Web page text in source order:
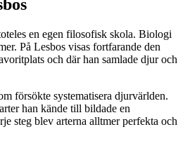
en egen filosofisk skola. Biologi
På Lesbos visas fortfarande den
och där han samlade djur och
försökte systematisera djurvärlden.
han kände till bildade en
steg blev arterna alltmer perfekta och